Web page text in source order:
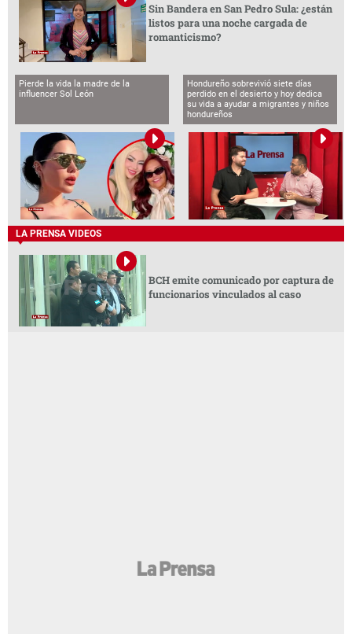
Sin Bandera en San Pedro Sula: ¿están
listos para una noche cargada de
romanticismo?
Pierde la vida la madre de la
influencer Sol León
Hondureño sobrevivió siete días
perdido en el desierto y hoy dedica
su vida a ayudar a migrantes y niños
hondureños
LA PRENSA VIDEOS
BCH emite comunicado por captura de
funcionarios vinculados al caso